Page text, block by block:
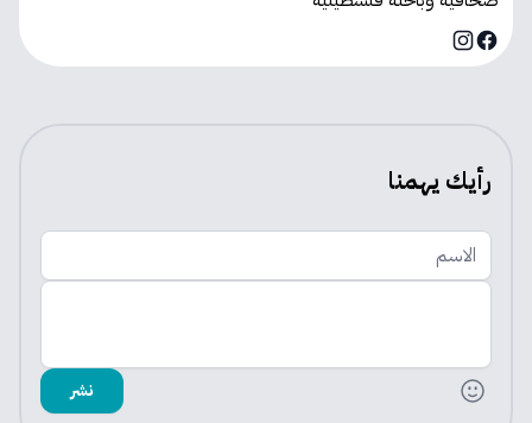
Facebook
Instagram
رأيك يهمنا
الاسم
اضف تعليقك
نشر